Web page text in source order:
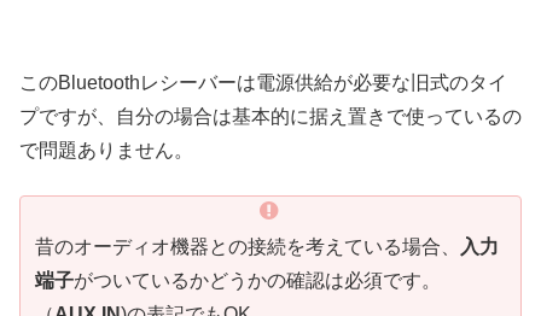
このBluetoothレシーバーは電源供給が必要な旧式のタイ
プですが、自分の場合は基本的に据え置きで使っているの
で問題ありません。
昔のオーディオ機器との接続を考えている場合、
入力
端子がついているかどうかの確認は必須です。